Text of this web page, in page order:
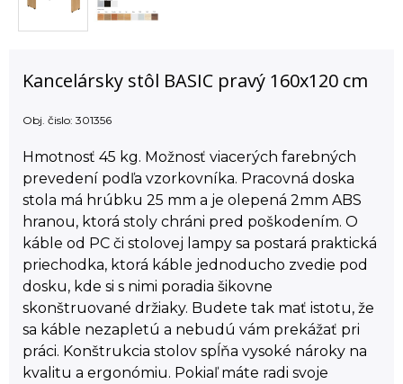
Kancelársky stôl BASIC pravý 160x120 cm
Obj. čislo: 301356
Hmotnosť 45 kg. Možnosť viacerých farebných
prevedení podľa vzorkovníka. Pracovná doska
stola má hrúbku 25 mm a je olepená 2mm ABS
hranou, ktorá stoly chráni pred poškodením. O
káble od PC či stolovej lampy sa postará praktická
priechodka, ktorá káble jednoducho zvedie pod
dosku, kde si s nimi poradia šikovne
skonštruované držiaky. Budete tak mať istotu, že
sa káble nezapletú a nebudú vám prekážať pri
práci. Konštrukcia stolov spĺňa vysoké nároky na
kvalitu a ergonómiu. Pokiaľ máte radi svoje